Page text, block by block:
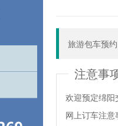
旅游包车预约
注意事
欢迎预定绵阳
网上订车注意